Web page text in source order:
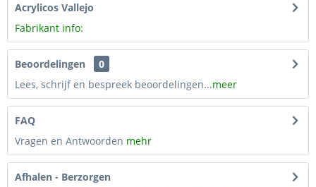
Acrylicos Vallejo
Fabrikant info:
Beoordelingen
0
Lees, schrijf en bespreek beoordelingen...meer
FAQ
Vragen en Antwoorden mehr
Afhalen - Berzorgen